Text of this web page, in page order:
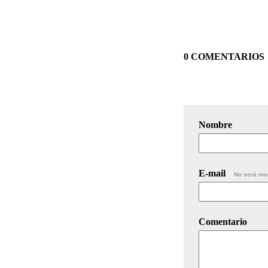
0 COMENTARIOS
Nombre
E-mail No será
Comentario